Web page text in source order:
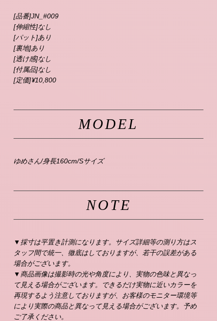
[品番]JN_#009
[伸縮性]なし
[パット]あり
[裏地]あり
[透け感]なし
[付属品]なし
[定価]\10,800
MODEL
ゆめさん/身長160cm/Sサイズ
NOTE
▼採寸は平置き計測になります。サイズ詳細等の測り方はス
タッフ間で統一、徹底はしておりますが、若干の誤差がある
場合がございます。
▼商品画像は撮影時の光や角度により、実物の色味と異なっ
て見える場合がございます。できるだけ実物に近いカラーを
再現するよう注意しておりますが、お客様のモニター環境等
により実際の商品と異なって見える場合がございます。予め
ご了承ください。